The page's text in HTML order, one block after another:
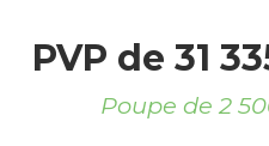
PVP de 31
Poupe de 2